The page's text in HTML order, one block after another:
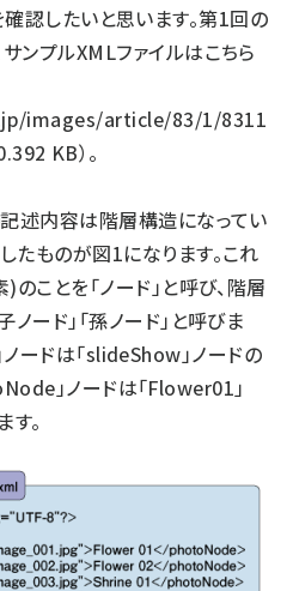
したいと思います。第1回の
ンプルXMLファイルはこちら
images/article/83/1/8311
KB）。
述内容は階層構造になってい
たものが図1になります。これ
ことを「ノード」と呼び、階層
ノード」「孫ノード」と呼びま
ードは「slideShow」ノードの
」ノードは「Flower01」
す。